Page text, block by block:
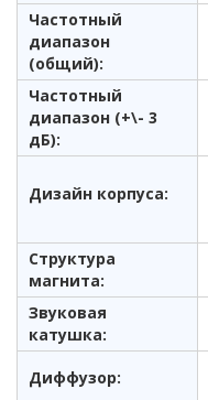
Частотный
диапазон
(общий):
Частотный
диапазон (+\- 3
дБ):
Дизайн корпуса:
Структура
магнита:
Звуковая
катушка:
Диффузор: